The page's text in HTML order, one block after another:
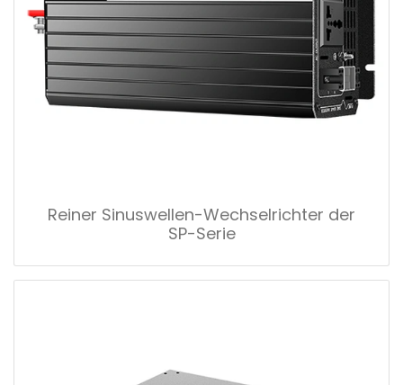
Reiner Sinuswellen-Wechselrichter der
SP-Serie